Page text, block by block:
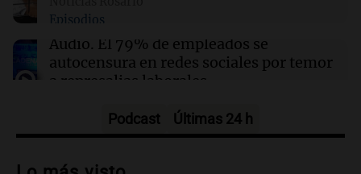
atraer inversores privados a sus torneos
Episodios
Audio. El 79% de empleados se
autocensura en redes sociales por temor
a represalias laborales
Audio.Del semáforo a la universidad: la
Podcast Últimas 24 h